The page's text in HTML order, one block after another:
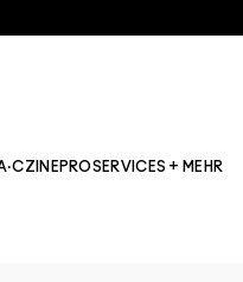
PROSERVICES + MEHR